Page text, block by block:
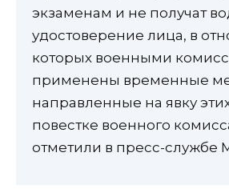
экзаменам и не получат
удостоверение лица, в
которых военными
применены временные
направленные на явку
повестке военного
отметили в пресс-службе